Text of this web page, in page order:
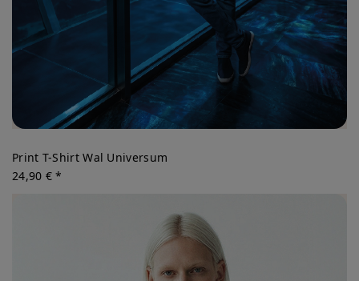
Print T-Shirt Wal Universum
24,90 € *